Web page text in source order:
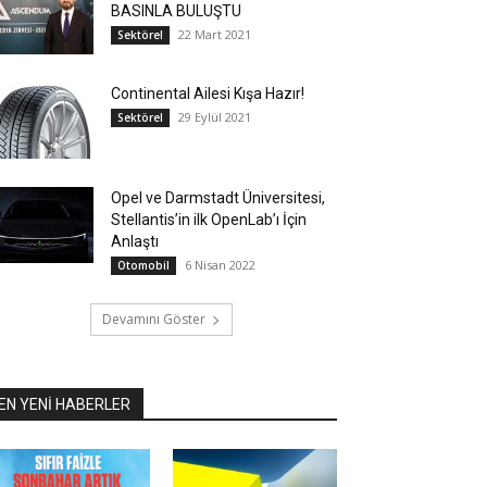
BASINLA BULUŞTU
Sektörel 22 Mart 2021
Continental Ailesi Kışa Hazır!
Sektörel 29 Eylül 2021
Opel ve Darmstadt Üniversitesi,
Stellantis’in ilk OpenLab’ı İçin
Anlaştı
Otomobil 6 Nisan 2022
Devamını Göster
YENİ HABERLER